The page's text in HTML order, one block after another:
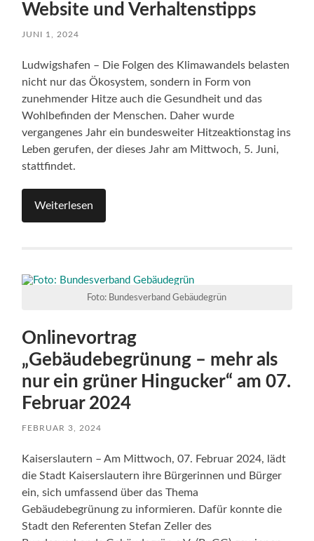
Website und Verhaltenstipps
JUNI 1, 2024
Ludwigshafen – Die Folgen des Klimawandels belasten
nicht nur das Ökosystem, sondern in Form von
zunehmender Hitze auch die Gesundheit und das
Wohlbefinden der Menschen. Daher wurde
vergangenes Jahr ein bundesweiter Hitzeaktionstag ins
Leben gerufen, der dieses Jahr am Mittwoch, 5. Juni,
stattfindet.
Weiterlesen
Foto: Bundesverband Gebäudegrün
Onlinevortrag
„Gebäudebegrünung – mehr als
nur ein grüner Hingucker“ am 07.
Februar 2024
FEBRUAR 3, 2024
Kaiserslautern – Am Mittwoch, 07. Februar 2024, lädt
die Stadt Kaiserslautern ihre Bürgerinnen und Bürger
ein, sich umfassend über das Thema
Gebäudebegrünung zu informieren. Dafür konnte die
Stadt den Referenten Stefan Zeller des